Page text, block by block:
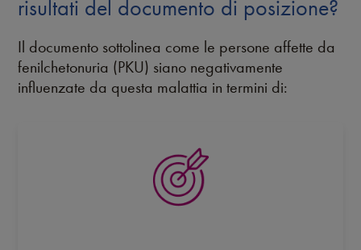
risultati del documento di posizione?
Il documento sottolinea come le persone affette da
fenilchetonuria (PKU) siano negativamente
influenzate da questa malattia in termini di: